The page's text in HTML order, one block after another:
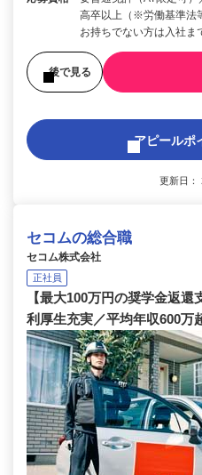
高卒以上（※労働基準法
お持ちでない方は入社ま
後で見る
アピールポ
更新日
セコムの総合職
セコム株式会社
正社員
【最大100万円の奨学金返
利厚生充実／平均年収600万